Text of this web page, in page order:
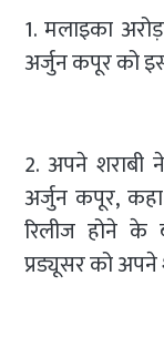
1. मलाइका
अर्जुन कपूर को
2. अपने शराबी
अर्जुन कपूर,
रिलीज होने के
प्रड्यूसर को अपने